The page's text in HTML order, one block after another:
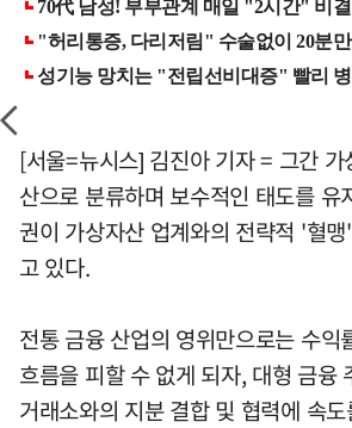
[서울=뉴시스] 김진아 기자 = 그간
산으로 분류하며 보수적인 태도를 유
권이 가상자산 업계와의 전략적 '혈
고 있다.
전통 금융 산업의 영위만으로는 수익
흐름을 피할 수 없게 되자, 대형 금융
거래소와의 지분 결합 및 협력에 속